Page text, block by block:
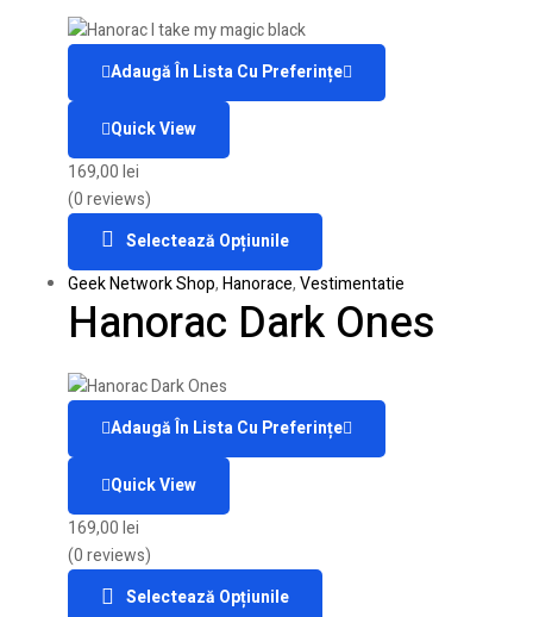
Adaugă În Lista Cu Preferințe
Quick View
169,00lei
(0 reviews)
Selectează Opțiunile
Geek Network Shop,Hanorace,Vestimentatie
Hanorac Dark Ones
Adaugă În Lista Cu Preferințe
Quick View
169,00lei
(0 reviews)
Selectează Opțiunile